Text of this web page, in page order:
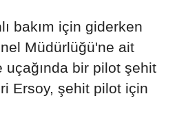
bakım için giderken
Müdürlüğü'ne ait
uçağında bir pilot şehit
Ersoy, şehit pilot için